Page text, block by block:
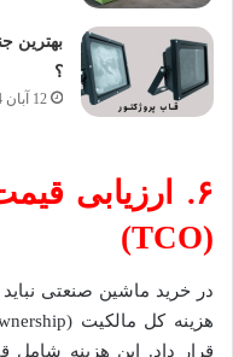
بهترین
؟
12 آبان 1404
۶. ارزیابی
(TCO)
در خرید ماشین صنعتی
قرار داد. این هزینه شامل